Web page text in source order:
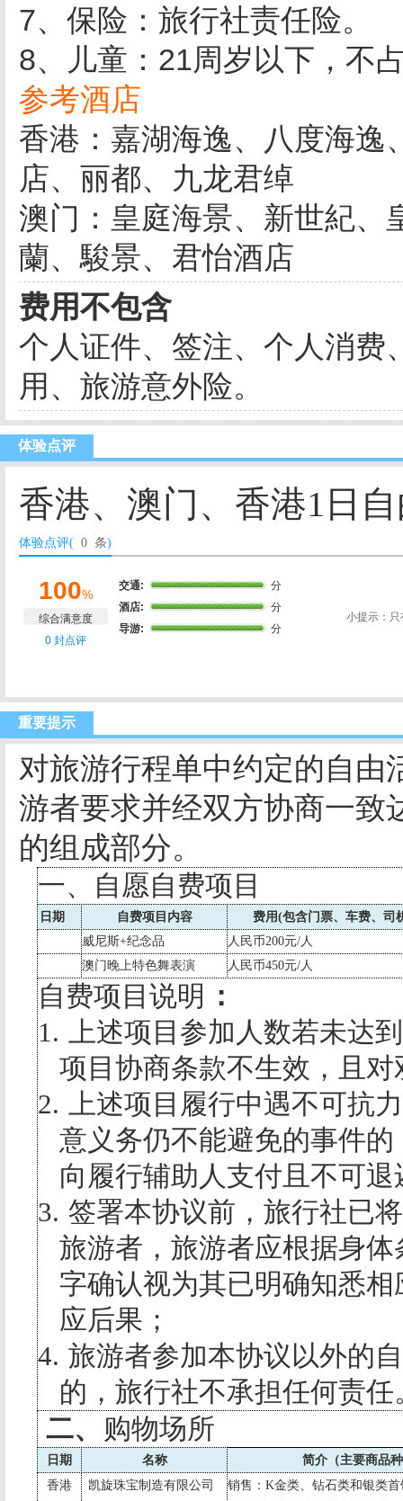
7、保险：旅行社责任险。
8、儿童：21周岁以下，不
参考酒店
香港：嘉湖海逸、八度海逸
店、丽都、九龙君绰
澳门：皇庭海景、新世紀、
蘭、駿景、君怡酒店
费用不包含
个人证件、签注、个人消费
用、旅游意外险。
体验点评
香港、澳门、香港1日
体验点评( 0 条)
100%
综合满意度
0 封点评
交通:
分
酒店:
分
导游:
分
小提示：
重要提示
对旅游行程单中约定的自由
游者要求并经双方协商一致
的组成部分。
一、自愿自费项目
日期 自费项目内容 费用(包含门票、车费、司
威尼斯+纪念品 人民币200元/人
澳门晚上特色舞表演
人民币450元/人
自费项目说明 ：
1. 上述项目参加人数若未达
项目协商条款不生效，且
2. 上述项目履行中遇不可抗
意义务仍不能避免的事件
向履行辅助人支付且不可
3. 签署本协议前，旅行社已
旅游者，旅游者应根据身
字确认视为其已明确知悉
应后果；
4. 旅游者参加本协议以外的
的，旅行社不承担任何责任
二、
购物场所
日期 名称
简介（主要商品
香港
凯旋珠宝制造有限公司 销售： K金类、钻石类和银类